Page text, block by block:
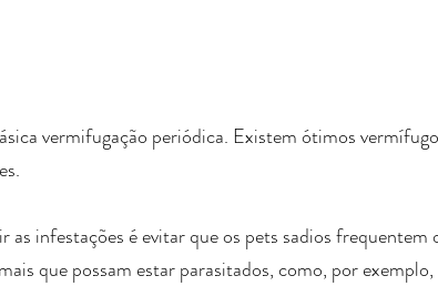
vermifugação periódica. Existem ótimos
infestações é evitar que os pets sadios frequentem
que possam estar parasitados, como, por exemplo,